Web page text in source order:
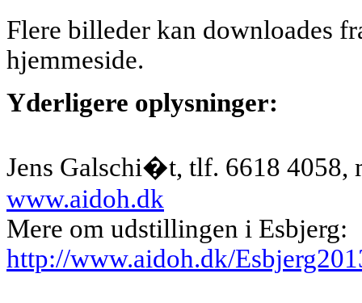
Flere billeder kan downloades
hjemmeside.
Yderligere oplysninger:
Jens Galschi�t, tlf. 6618 4058,
www.aidoh.dk
Mere om udstillingen i Esbjerg:
http://www.aidoh.dk/